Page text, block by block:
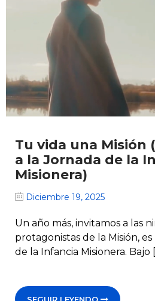
Tu vida una Misión
a la Jornada de la
Misionera)
Diciembre 19, 2025
Un año más, invitamos a las
protagonistas de la Misión,
de la Infancia Misionera. Bajo